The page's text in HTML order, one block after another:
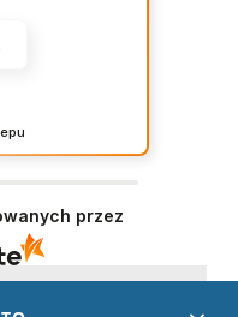
się
kupujących.
przez